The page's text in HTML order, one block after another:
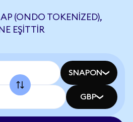
(ONDO TOKENIZED),
EŞITTIR
SNAPON
GBP